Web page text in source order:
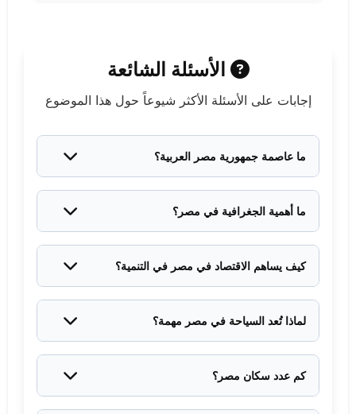
الأسئلة الشائعة
إجابات على الأسئلة الأكثر شيوعاً حول هذا الموضوع
ما عاصمة جمهورية مصر العربية؟
منطقتها الحضرية أكثر من 20 مليون نسمة.
ما أهمية الجغرافية في مصر؟
وقناة السويس تجعلها معبراً تجارياً عالمياً حيوياً.
كيف يساهم الاقتصاد في مصر في التنمية؟
والطاقة، مع إصلاحات مستمرة لجذب الاستثمارات.
لماذا تُعد السياحة في مصر مهمة؟
التراث الأثري الفريد والتنوع السياحي.
كم عدد سكان مصر؟